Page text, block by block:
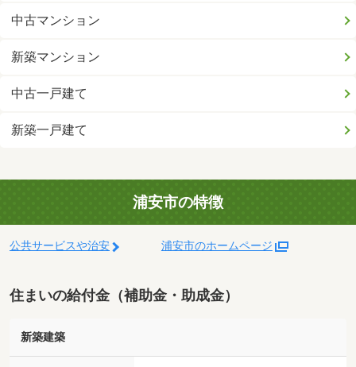
中古マンション
新築マンション
中古一戸建て
新築一戸建て
浦安市の特徴
公共サービスや治安 浦安市のホームページ
住まいの給付金（補助金・助成金）
新築建築